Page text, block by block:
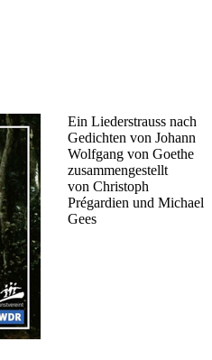
Ein Liederstrauss nach
Gedichten von Johann
Wolfgang von Goethe
zusammengestellt
von Christoph
Prégardien und Michael
Gees